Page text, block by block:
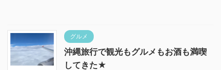
グルメ
沖縄旅行で観光もグルメもお酒も満喫
してきた★